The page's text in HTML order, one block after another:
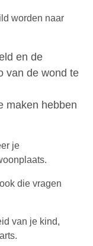
worden naar
en de
van de wond te
maken hebben
je
die vragen
van je kind,